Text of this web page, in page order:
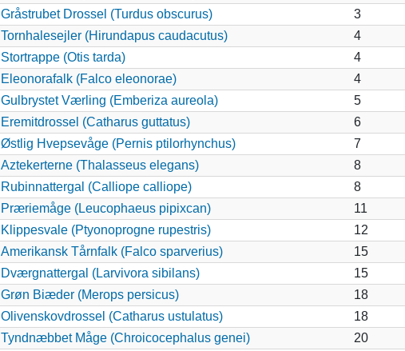
Gråstrubet Drossel (Turdus obscurus)
3
Tornhalesejler (Hirundapus caudacutus)
4
Stortrappe (Otis tarda)
4
Eleonorafalk (Falco eleonorae)
4
Gulbrystet Værling (Emberiza aureola)
5
Eremitdrossel (Catharus guttatus)
6
Østlig Hvepsevåge (Pernis ptilorhynchus)
7
Aztekerterne (Thalasseus elegans)
8
Rubinnattergal (Calliope calliope)
8
Præriemåge (Leucophaeus pipixcan)
11
Klippesvale (Ptyonoprogne rupestris)
12
Amerikansk Tårnfalk (Falco sparverius)
15
Dværgnattergal (Larvivora sibilans)
15
Grøn Biæder (Merops persicus)
18
Olivenskovdrossel (Catharus ustulatus)
18
Tyndnæbbet Måge (Chroicocephalus genei)
20